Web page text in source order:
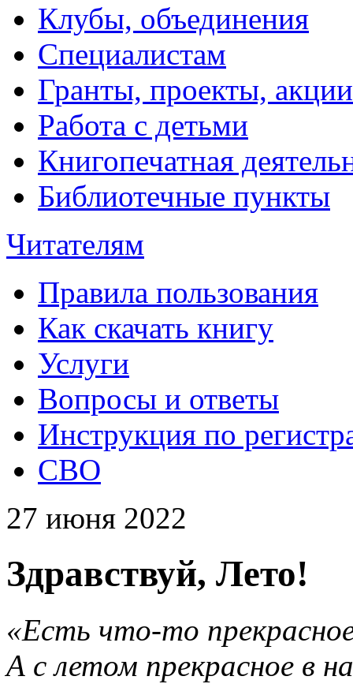
Клубы, объединения
Специалистам
Гранты, проекты, акции
Работа с детьми
Книгопечатная
Библиотечные пункты
Читателям
Правила пользования
Как скачать книгу
Услуги
Вопросы и ответы
Инструкция по
СВО
27 июня 2022
Здравствуй, Лето!
«Есть что-то
А с летом прекрасное в